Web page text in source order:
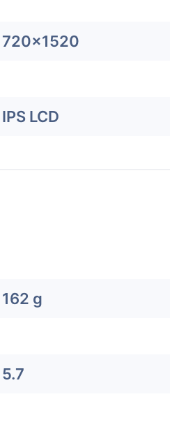
720x1520
IPS LCD
162 g
5.7